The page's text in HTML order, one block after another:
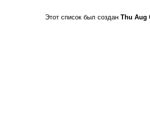
Этот список был создан Thu Aug